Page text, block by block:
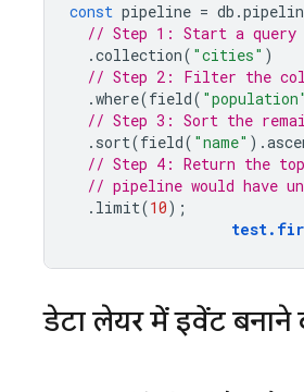
const pipeline = db .
// Step 1: Start a query
.collection( "cities" )
// Step 2: Filter the
.where(field( "population"
// Step 3: Sort the
. sort(field( "name" ).
// Step 4: Return the
// pipeline would have
. limit(10);
test.
डेटा लेयर में इवेंट बनाने